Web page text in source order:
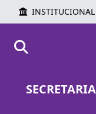
INSTITUCIONAL